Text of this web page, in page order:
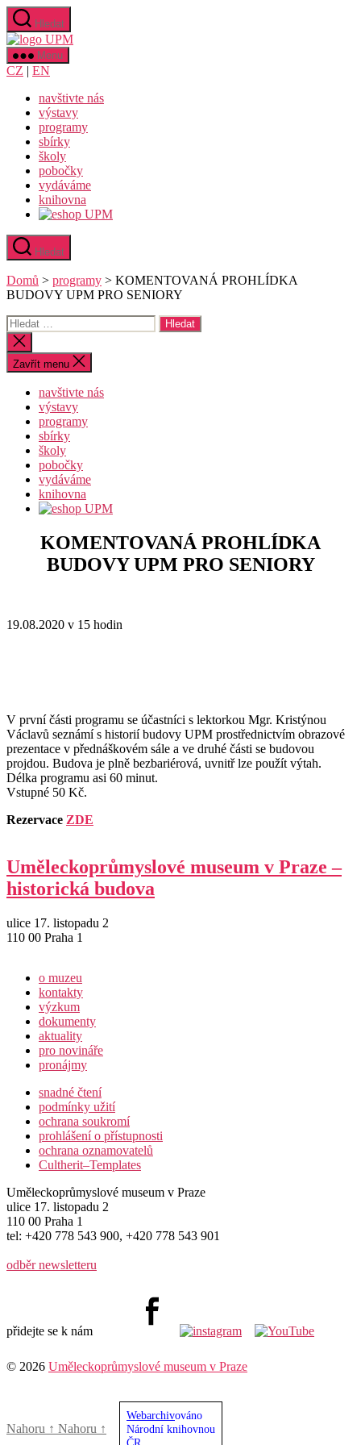
Přejít
obsahu
Hledat
Uměleckoprůmyslové
Menu
CZ | EN
navštivte nás
výstavy
programy
sbírky
školy
pobočky
vydáváme
knihovna
Hledat
Domů > programy > KOMENTOVANÁ PROHLÍDKA
BUDOVY UPM PRO SENIORY
Výsledky
vyhledávání:
Zavřít
vyhledávání
Zavřít menu
navštivte nás
výstavy
programy
sbírky
školy
pobočky
vydáváme
knihovna
KOMENTOVANÁ PROHLÍDKA
BUDOVY UPM PRO SENIORY
19.08.2020 v 15 hodin
V první části programu se účastníci s lektorkou Mgr. Kristýnou
Václavů seznámí s historií budovy UPM prostřednictvím obrazové
prezentace v přednáškovém sále a ve druhé části se budovou
projdou. Budova je plně bezbariérová, uvnitř lze použít výtah.
Délka programu asi 60 minut.
Vstupné 50 Kč.
Rezervace ZDE
Uměleckoprůmyslové museum v Praze –
historická budova
ulice 17. listopadu 2
110 00 Praha 1
o muzeu
kontakty
výzkum
dokumenty
aktuality
pro novináře
pronájmy
snadné čtení
podmínky užití
ochrana soukromí
prohlášení o přístupnosti
ochrana oznamovatelů
Cultherit–Templates
Uměleckoprůmyslové museum v Praze
ulice 17. listopadu 2
110 00 Praha 1
tel: +420 778 543 900, +420 778 543 901
odběr newsletteru
přidejte se k nám
© 2026 Uměleckoprůmyslové museum v Praze
Nahoru ↑ Nahoru ↑
Webarchivováno
Národní knihovnou
ČR